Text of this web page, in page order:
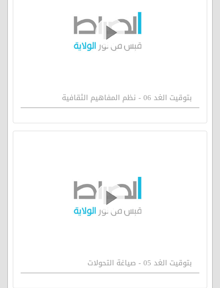
بتوقيت الغد 06 - نظم المفاهيم الثقافية
بتوقيت الغد 05 - صياغة التحولات